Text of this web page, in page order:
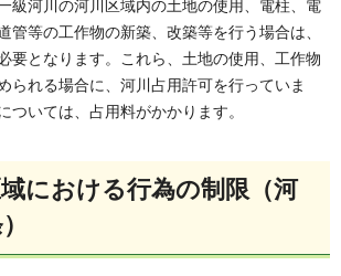
級河川の河川区域内の土地の使用、電柱、電
管等の工作物の新築、改築等を行う場合は、
要となります。これら、土地の使用、工作物
られる場合に、河川占用許可を行っていま
ついては、占用料がかかります。
における行為の制限（河